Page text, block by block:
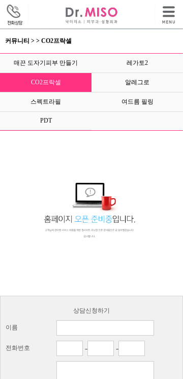
커뮤니티 > > CO2프락셀
매끈 도자기피부 만들기 레가토2
CO2프락셀 알레그로
스펙트라필 여드름 필링
PDT
상담신청하기
이름
전화번호 - -